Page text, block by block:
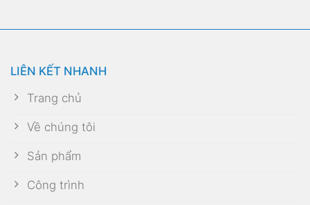
LIÊN KẾT NHANH
Trang chủ
Về chúng tôi
Sản phẩm
Công trình